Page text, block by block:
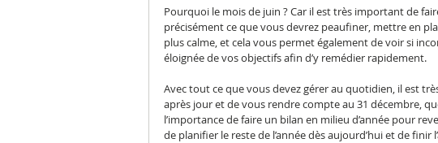
Pourquoi le mois de juin ? Car il est très important de
précisément ce que vous devrez peaufiner, mettre en
plus calme, et cela vous permet également de voir si
éloignée de vos objectifs afin d’y remédier rapidement.
Avec tout ce que vous devez gérer au quotidien, il est
après jour et de vous rendre compte au 31 décembre,
l’importance de faire un bilan en milieu d’année pour
de planifier le reste de l’année dès aujourd’hui et de finir